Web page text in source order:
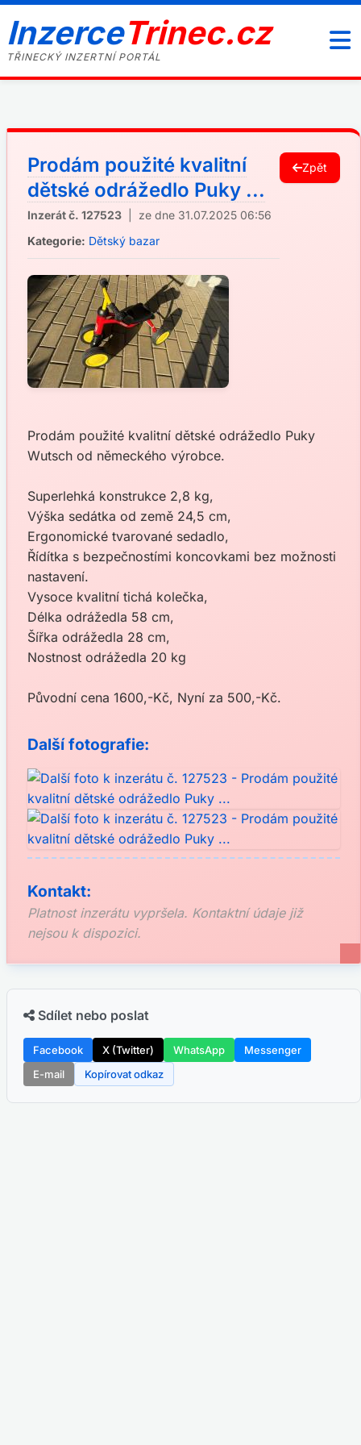
InzerceTrinec.cz
TŘINECKÝ INZERTNÍ PORTÁL
Prodám použité kvalitní
dětské odrážedlo Puky ...
Inzerát č. 127523 | ze dne 31.07.2025 06:56
Kategorie: Dětský bazar
Zpět
Prodám použité kvalitní dětské odrážedlo Puky
Wutsch od německého výrobce.
Superlehká konstrukce 2,8 kg,
Výška sedátka od země 24,5 cm,
Ergonomické tvarované sedadlo,
Řídítka s bezpečnostími koncovkami bez možnosti
nastavení.
Vysoce kvalitní tichá kolečka,
Délka odrážedla 58 cm,
Šířka odrážedla 28 cm,
Nostnost odrážedla 20 kg
Původní cena 1600,-Kč, Nyní za 500,-Kč.
Další fotografie:
Kontakt:
Platnost inzerátu vypršela. Kontaktní údaje již
nejsou k dispozici.
Sdílet nebo poslat
Facebook X (Twitter) WhatsApp
Messenger
E-mail
Kopírovat odkaz